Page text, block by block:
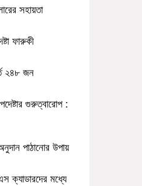
সহায়তা
ফারুকী
২৪৮ জন
গুরুত্বারোপ :
পাঠানোর উপায়
ক্যাডারদের মধ্যে